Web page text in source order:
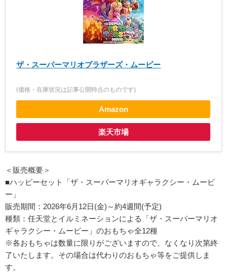
ザ・スーパーマリオブラザーズ・ムービー
(価格・在庫状況は記事公開時点のものです)
Amazon
楽天市場
＜販売概要＞
■ハッピーセット「ザ・スーパーマリオギャラクシー・ムービ
ー」
販売期間：2026年6月12日(金)～約4週間(予定)
種類：任天堂とイルミネーションによる「ザ・スーパーマリオ
ギャラクシー・ムービー」のおもちゃ全12種
※各おもちゃは数量に限りがございますので、なくなり次第終
了いたします。その場合は代わりのおもちゃ等をご提供しま
す。